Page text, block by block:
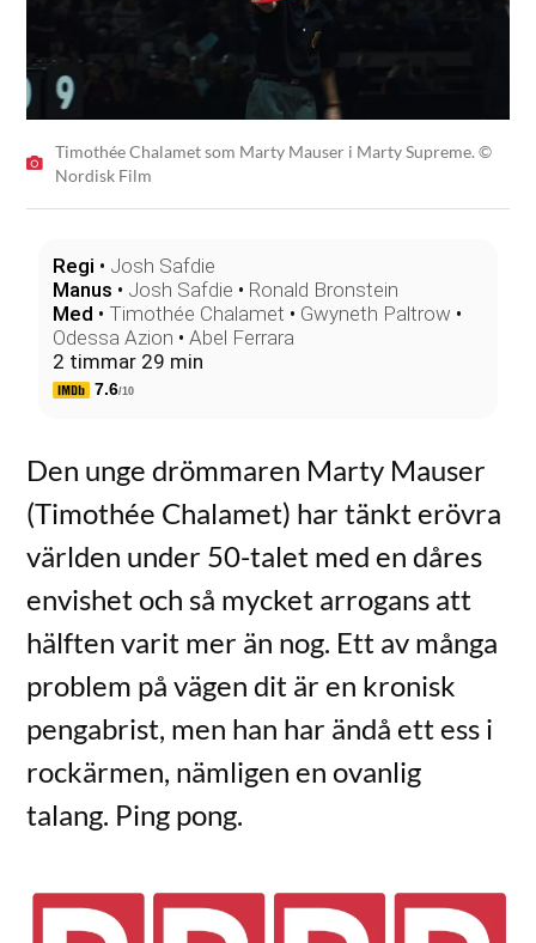
Timothée Chalamet som Marty Mauser i Marty Supreme. ©
Nordisk Film
Regi • Josh Safdie
Manus • Josh Safdie • Ronald Bronstein
Med • Timothée Chalamet • Gwyneth Paltrow •
Odessa Azion •Abel Ferrara
2 timmar 29 min
7.6/10
Den unge drömmaren Marty Mauser
(Timothée Chalamet) har tänkt erövra
världen under 50-talet med en dåres
envishet och så mycket arrogans att
hälften varit mer än nog. Ett av många
problem på vägen dit är en kronisk
pengabrist, men han har ändå ett ess i
rockärmen, nämligen en ovanlig
talang. Ping pong.